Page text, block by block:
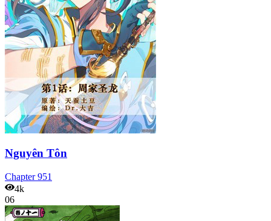
Nguyên Tôn
Chapter951
4k
06